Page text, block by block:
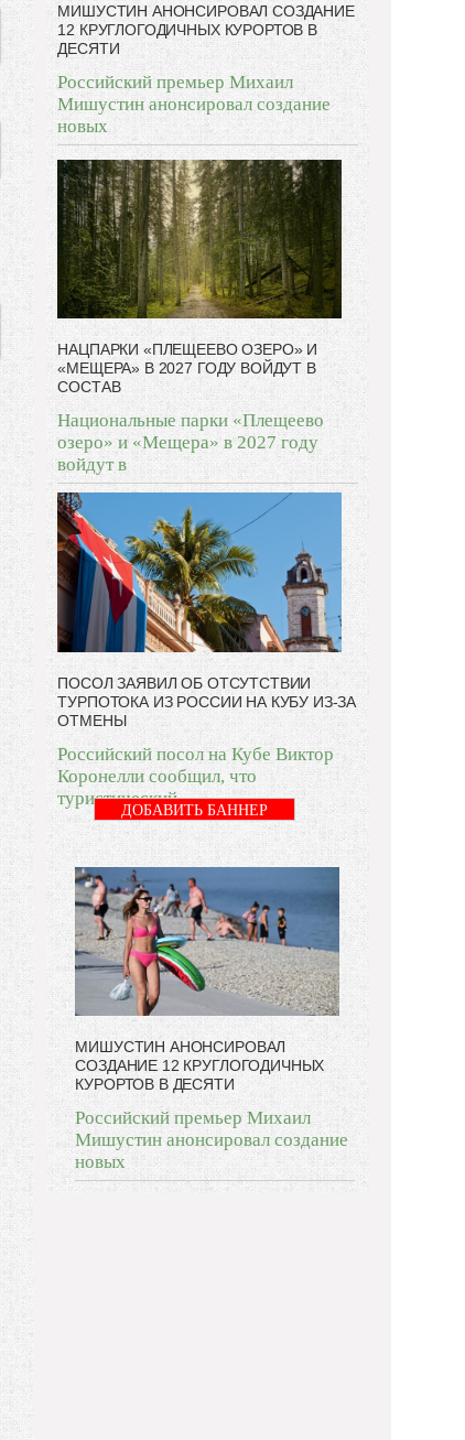
МИШУСТИН АНОНСИРОВАЛ СОЗДАНИЕ
12 КРУГЛОГОДИЧНЫХ КУРОРТОВ В
ДЕСЯТИ
Российский премьер Михаил
Мишустин анонсировал создание
новых
НАЦПАРКИ «ПЛЕЩЕЕВО ОЗЕРО» И
«МЕЩЕРА» В 2027 ГОДУ ВОЙДУТ В
СОСТАВ
Национальные парки «Плещеево
озеро» и «Мещера» в 2027 году
войдут в
ПОСОЛ ЗАЯВИЛ ОБ ОТСУТСТВИИ
ТУРПОТОКА ИЗ РОССИИ НА КУБУ ИЗ-ЗА
ОТМЕНЫ
Российский посол на Кубе Виктор
Коронелли сообщил, что
туристический
ДОБАВИТЬ БАННЕР
МИШУСТИН АНОНСИРОВАЛ
СОЗДАНИЕ 12 КРУГЛОГОДИЧНЫХ
КУРОРТОВ В ДЕСЯТИ
Российский премьер Михаил
Мишустин анонсировал создание
новых